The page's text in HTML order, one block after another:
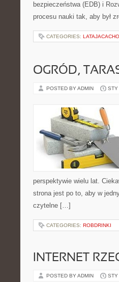
bezpieczeństwa (EDB) i
procesu nauki tak, aby był
CATEGORIES:
OGRÓD,
POSTED BY ADMIN STY
perspektywie wielu lat.
strona jest po to, aby w
czytelne […]
CATEGORIES: ROBDRINKI
INTERNET
POSTED BY ADMIN STY